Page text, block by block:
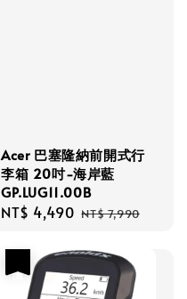
Acer 巴塞隆納前開式行
李箱 20吋-海岸藍
GP.LUG11.00B
Sale
NT$ 4,490 Regular
NT$ 7,990